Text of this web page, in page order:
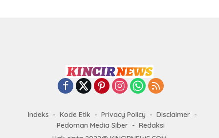
Indeks Kode Etik Privacy Policy
Disclaimer
Pedoman Media Siber
Redaksi